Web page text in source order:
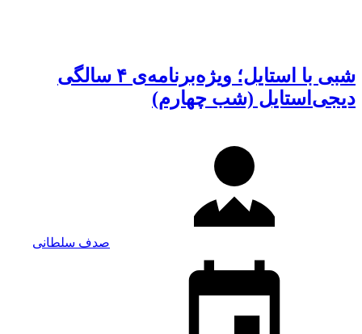
شبی با استایل؛ ویژه‌برنامه‌ی ۴ سالگی
دیجی‌استایل (شب چهارم)
صدف سلطانی